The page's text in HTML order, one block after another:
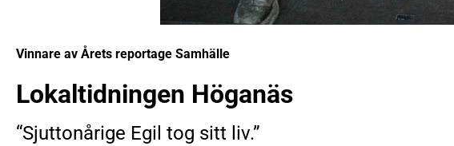
Vinnare av Årets reportage Samhälle
Lokaltidningen Höganäs
“Sjuttonårige Egil tog sitt liv.”